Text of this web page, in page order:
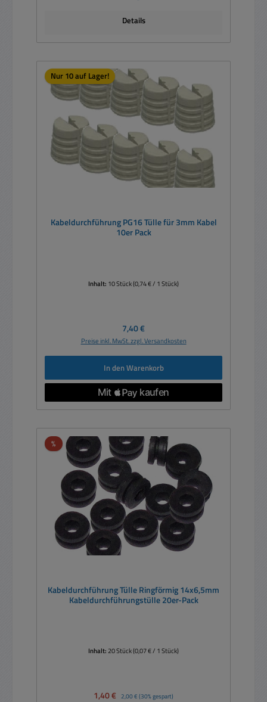
Details
Nur 10 auf Lager!
Kabeldurchführung PG16 Tülle für 3mm Kabel
10er Pack
Inhalt: 10 Stück(0,74 € / 1 Stück)
Regulärer Preis:
7,40 €
Preise inkl. MwSt. zzgl. Versandkosten
In den Warenkorb
%Rabatt
Kabeldurchführung Tülle Ringförmig 14x6,5mm
Kabeldurchführungstülle 20er-Pack
Inhalt:20 Stück(0,07 € / 1 Stück)
Verkaufspreis:
1,40 € Regulärer Preis:
2,00 € (30% gespart)